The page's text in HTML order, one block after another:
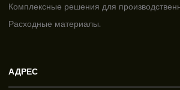
Комплексные решения для
Расходные материалы.
АДРЕС